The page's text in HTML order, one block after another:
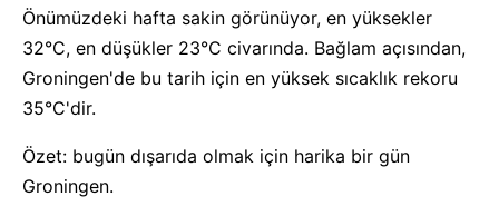
Önümüzdeki hafta sakin görünüyor, en yüksekler
32°C, en düşükler 23°C civarında. Bağlam açısından,
Groningen'de bu tarih için en yüksek sıcaklık rekoru
35°C'dir.
Özet: bugün dışarıda olmak için harika bir gün
Groningen.